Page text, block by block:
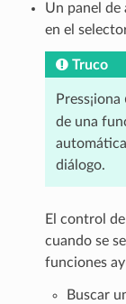
Un panel de
en el
Truco
Press¡iona
de una
diálogo.
El control
cuando se
funciones
Buscar